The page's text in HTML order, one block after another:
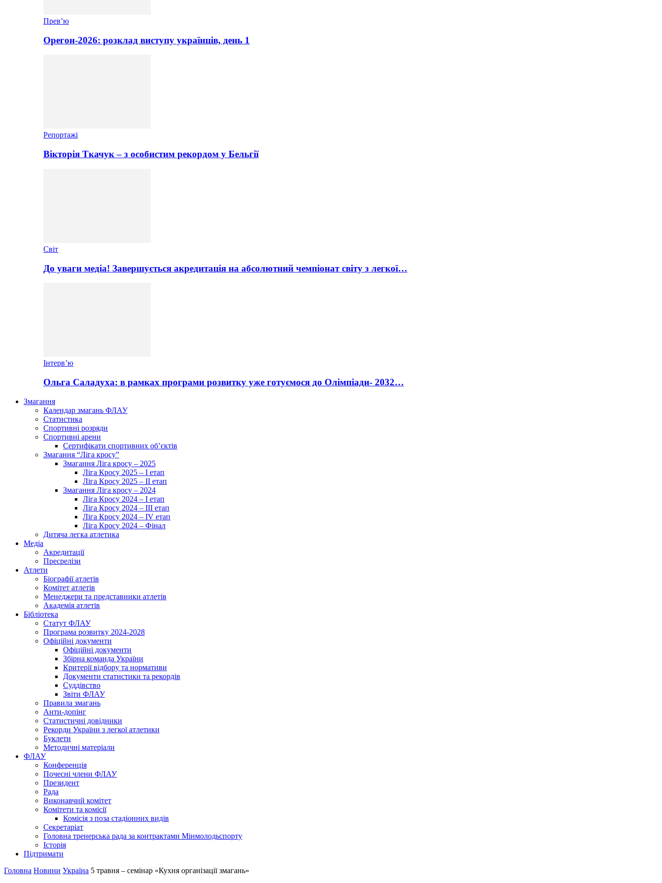
Прев’ю
Орегон-2026: розклад виступу українців, день 1
Репортажі
Вікторія Ткачук – з особистим рекордом у Бельгії
Світ
До уваги медіа! Завершується акредитація на абсолютний чемпіонат світу з легкої…
Інтерв’ю
Ольга Саладуха: в рамках програми розвитку уже готуємося до Олімпіади- 2032…
Змагання
Календар змагань ФЛАУ
Статистика
Спортивні розряди
Спортивні арени
Сертифікати спортивних об’єктів
Змагання “Ліга кросу”
Змагання Ліга кросу – 2025
Ліга Кросу 2025 – I етап
Ліга Кросу 2025 – II етап
Змагання Ліга кросу – 2024
Ліга Кросу 2024 – I етап
Ліга Кросу 2024 – III етап
Ліга Кросу 2024 – IV етап
Ліга Кросу 2024 – Фінал
Дитяча легка атлетика
Медіа
Акредитації
Пресрелізи
Атлети
Біографії атлетів
Комітет атлетів
Менеджери та представники атлетів
Академія атлетів
Бібліотека
Статут ФЛАУ
Програма розвитку 2024-2028
Офіційні документи
Офіційні документи
Збірна команда України
Критерії відбору та нормативи
Документи статистики та рекордів
Суддівство
Звіти ФЛАУ
Правила змагань
Анти-допінг
Статистичні довідники
Рекорди України з легкої атлетики
Буклети
Методичні матеріали
ФЛАУ
Конференція
Почесні члени ФЛАУ
Президент
Рада
Виконавчий комітет
Комітети та комісії
Комісія з поза стадіонних видів
Секретаріат
Головна тренерська рада за контрактами Мінмолодьспорту
Історія
Підтримати
Головна Новини Україна 5 травня – семінар «Кухня організації змагань»